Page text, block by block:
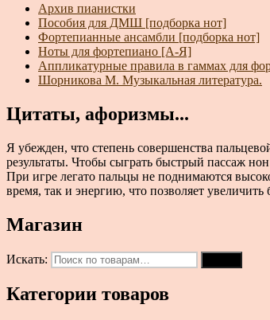
Архив пианистки
Пособия для ДМШ [подборка нот]
Фортепианные ансамбли [подборка нот]
Ноты для фортепиано [А-Я]
Аппликатурные правила в гаммах для
Шорникова М. Музыкальная литература.
Цитаты, афоризмы...
Я убежден, что степень совершенства
результаты. Чтобы сыграть быстрый пассаж
При игре легато пальцы не поднимаются
время, так и энергию, что позволяет
Магазин
Искать:
Категории товаров